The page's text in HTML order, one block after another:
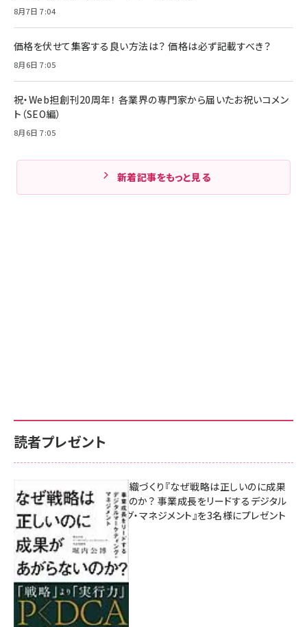
8月7日 7:04
価格を伏せて集客する良い方法は？ 価格は必ず記載すべき？
8月6日 7:05
祝・Web担創刊20周年！ 各業界の専門家から届いたお祝いコメン
ト（SEO編）
8月6日 7:05
新着記事をもっと見る
読者プレゼント
成果を生む組織づくり『なぜ戦略は正しいのに成果
があがらないのか？ 事業成長をリードするデジタル
マーケティング・マネジメント』を3名様にプレゼント
8月7日 10:00